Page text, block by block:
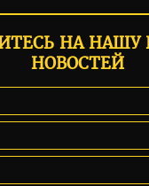
НА НАШУ
НОВОСТЕЙ